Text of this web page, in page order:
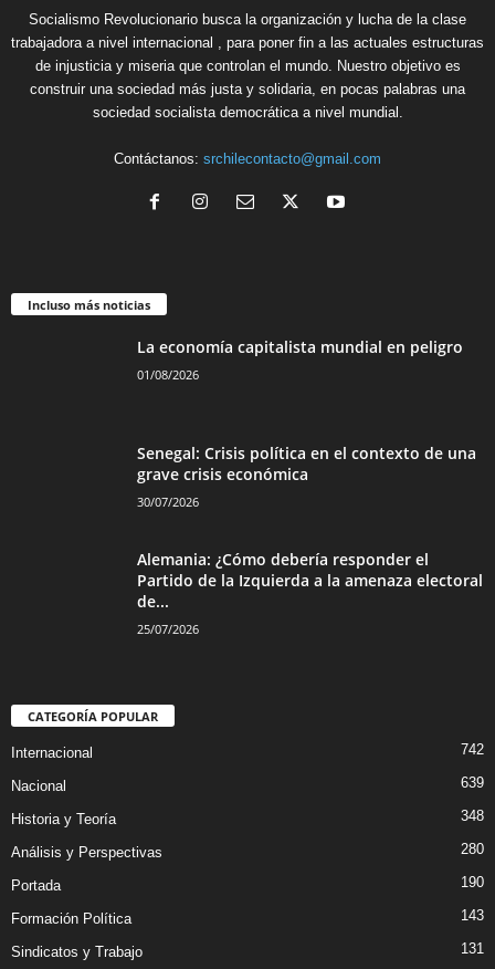
Socialismo Revolucionario busca la organización y lucha de la clase
trabajadora a nivel internacional , para poner fin a las actuales estructuras
de injusticia y miseria que controlan el mundo. Nuestro objetivo es
construir una sociedad más justa y solidaria, en pocas palabras una
sociedad socialista democrática a nivel mundial.
Contáctanos: srchilecontacto@gmail.com
Incluso más noticias
La economía capitalista mundial en peligro
01/08/2026
Senegal: Crisis política en el contexto de una
grave crisis económica
30/07/2026
Alemania: ¿Cómo debería responder el
Partido de la Izquierda a la amenaza electoral
de...
25/07/2026
CATEGORÍA POPULAR
Internacional 742
Nacional 639
Historia y Teoría 348
Análisis y Perspectivas 280
Portada 190
Formación Política 143
Sindicatos y Trabajo 131